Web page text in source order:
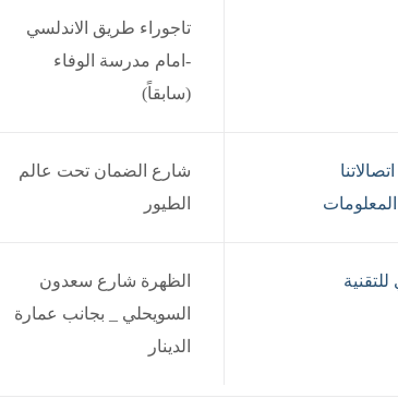
تاجوراء طريق الاندلسي
-امام مدرسة الوفاء
(سابقاً)
المعلومات
شارع الضمان تحت عالم
الطيور
الظهرة شارع سعدون
السويحلي _ بجانب عمارة
الدينار